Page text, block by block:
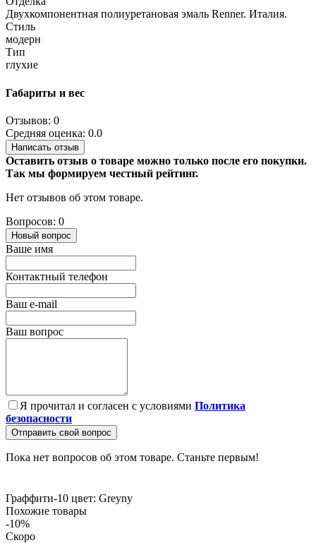
Двухкомпонентная полиуретановая эмаль Renner. Италия.
Стиль
модерн
Тип
глухие
Габариты и вес
Отзывов: 0
Средняя оценка: 0.0
Написать отзыв
Оставить отзыв о товаре можно только после его покупки.
Так мы формируем честный рейтинг.
Нет отзывов об этом товаре.
Вопросов: 0
Новый вопрос
Ваше имя
Контактный телефон
Ваш e-mail
Ваш вопрос
Я прочитал и согласен с условиями Политика
безопасности
Отправить свой вопрос
Пока нет вопросов об этом товаре. Станьте первым!
Граффити-10 цвет: Greyny
Похожие товары
-10%
Скоро